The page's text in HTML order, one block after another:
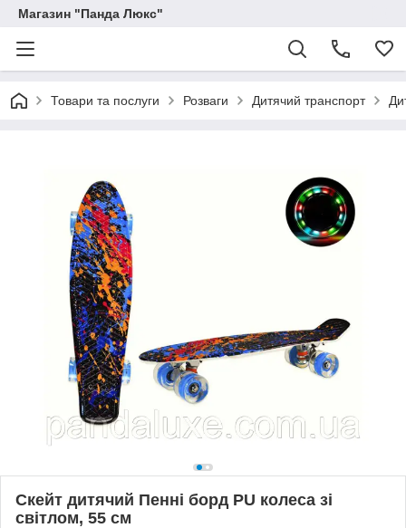
Магазин "Панда Люкс"
Товари та послуги Розваги Дитячий транспорт
Скейт дитячий Пенні борд PU колеса зі
світлом, 55 см